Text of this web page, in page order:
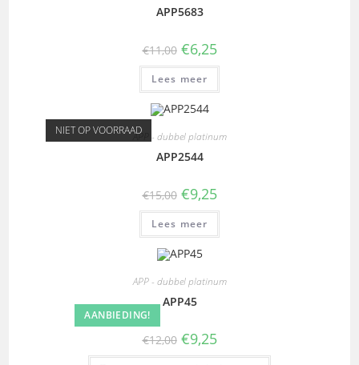
APP5683
€11,00 €6,25
Lees meer
NIET OP VOORRAADAPP - dubbel platinum
APP2544
€15,00 €9,25
Lees meer
AANBIEDING!
APP - dubbel platinum
APP45
€12,00 €9,25